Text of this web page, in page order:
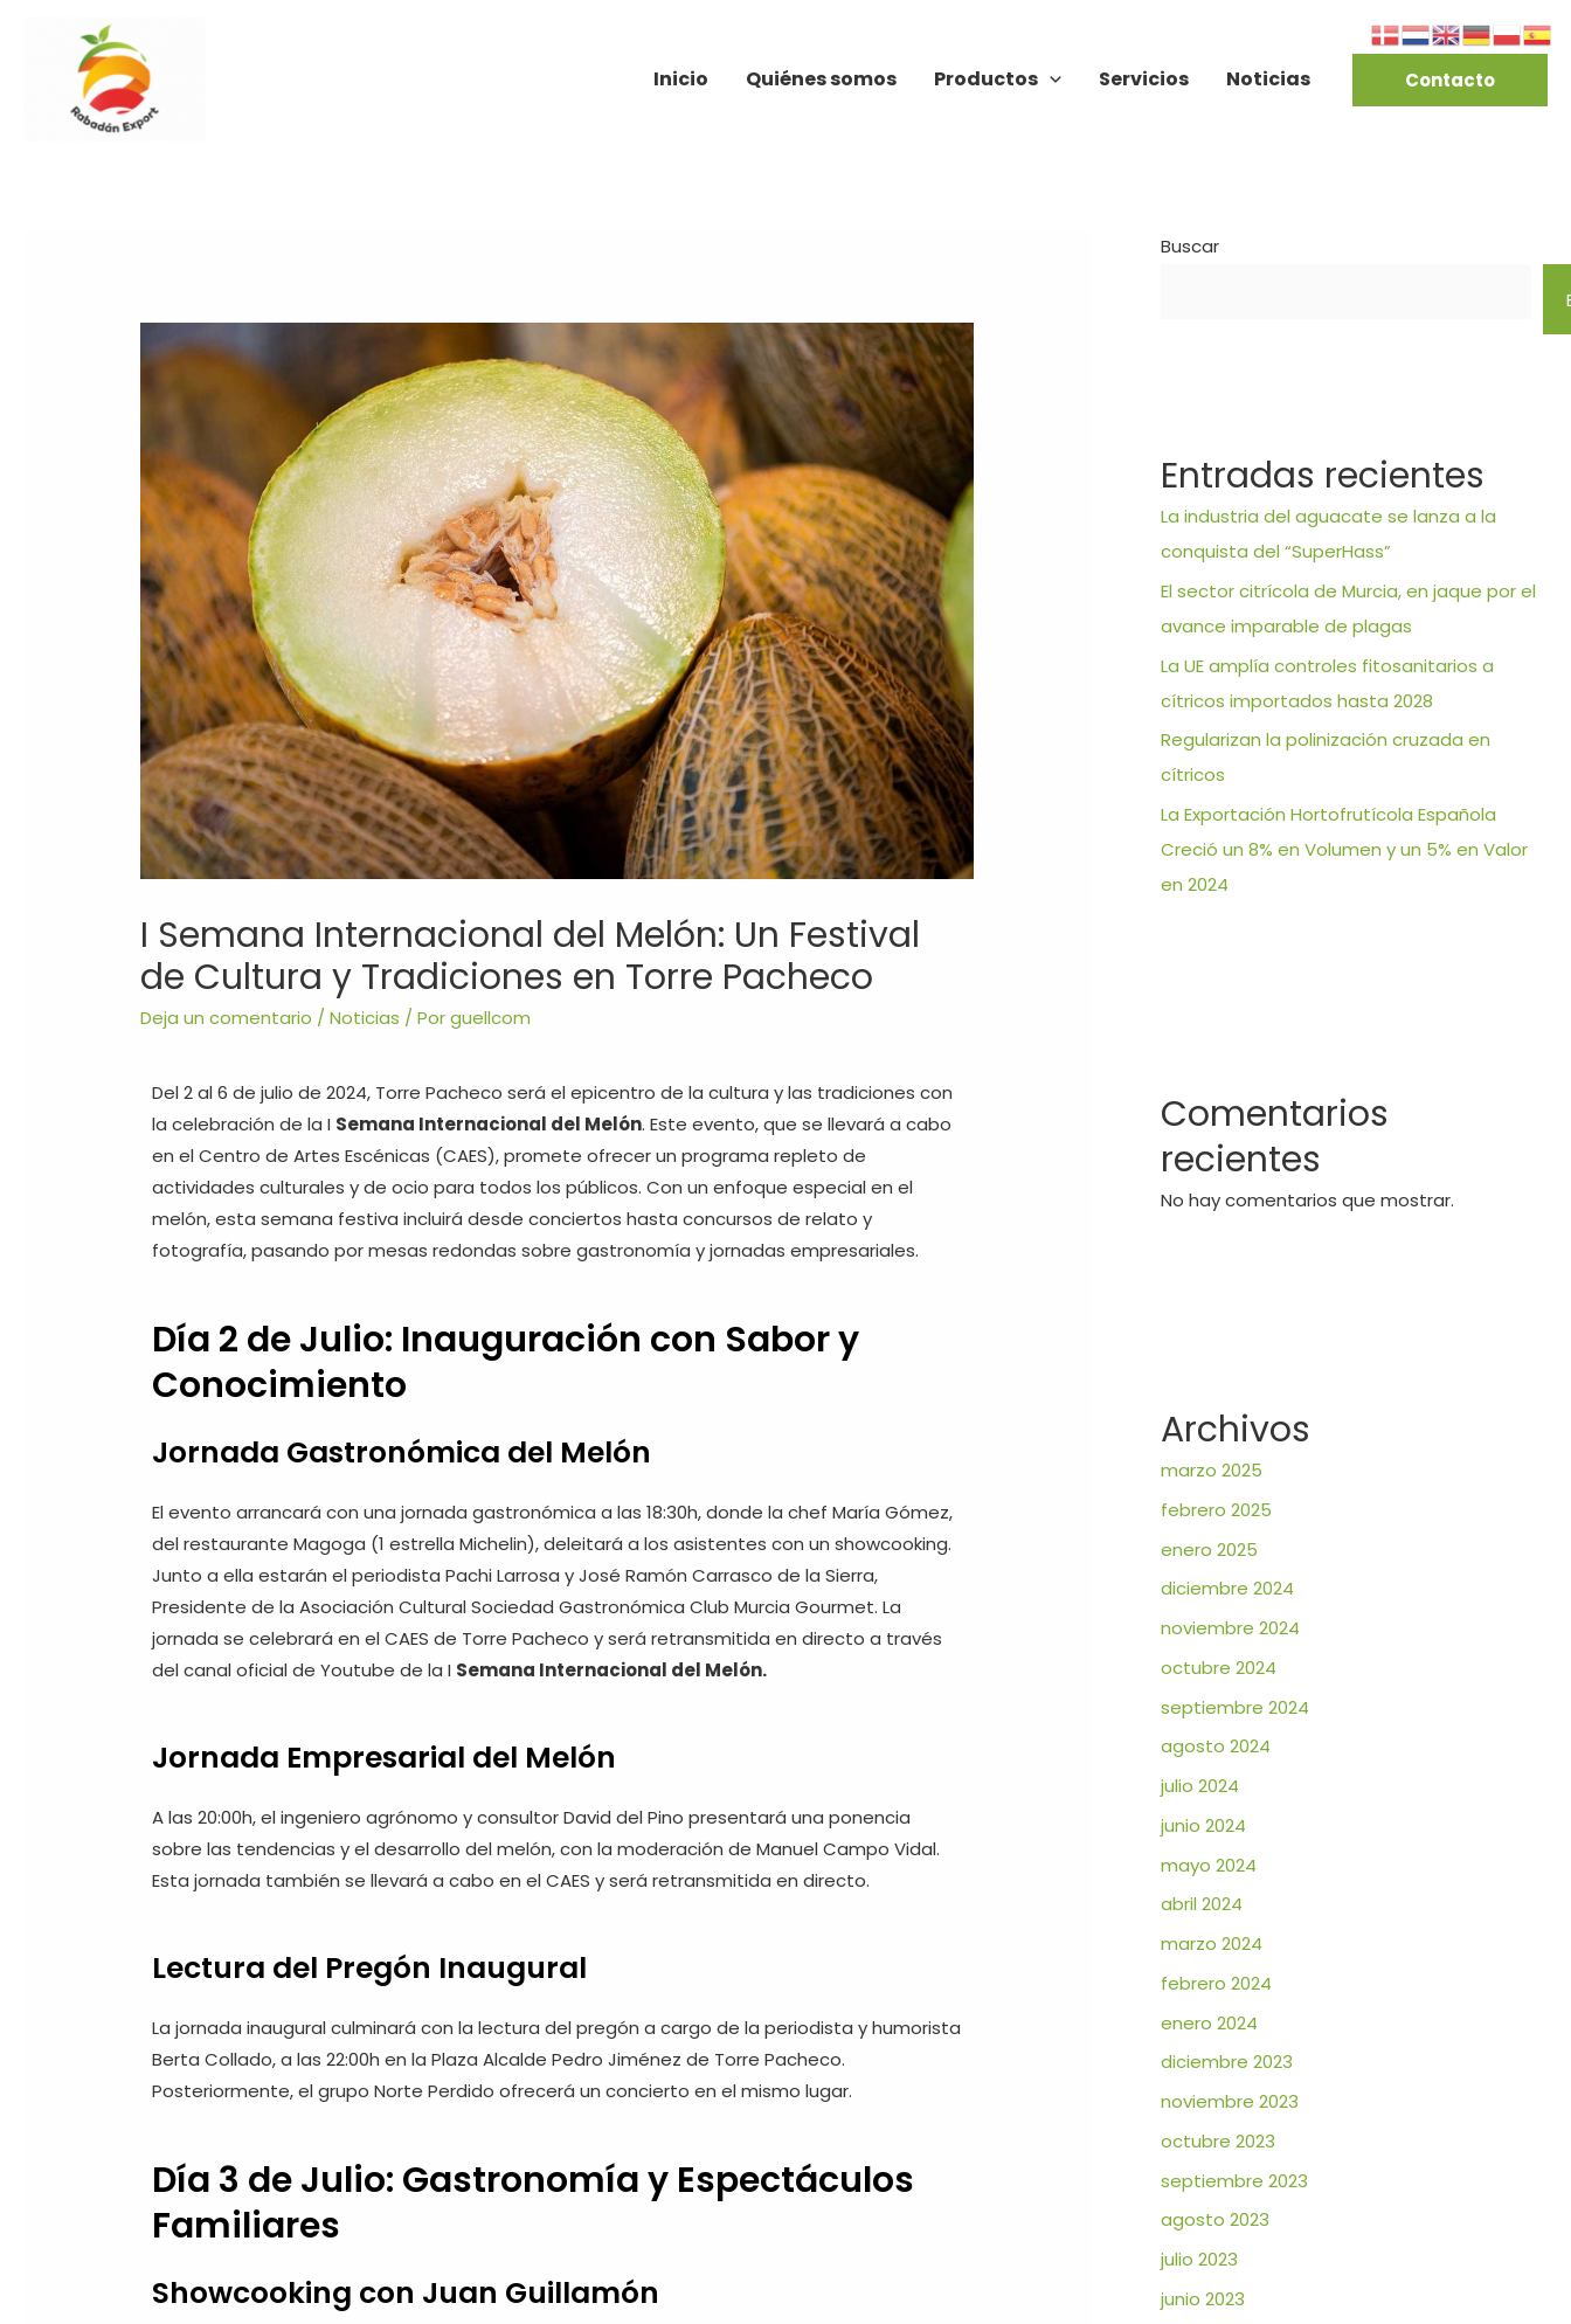
Inicio Quiénes somos Productos Servicios Noticias Contacto
I Semana Internacional del Melón: Un Festival
de Cultura y Tradiciones en Torre Pacheco
Deja un comentario /Noticias / Porguellcom
Del 2 al 6 de julio de 2024, Torre Pacheco será el epicentro de la cultura y las tradiciones con
la celebración de la I Semana Internacional del Melón. Este evento, que se llevará a cabo
en el Centro de Artes Escénicas (CAES), promete ofrecer un programa repleto de
actividades culturales y de ocio para todos los públicos. Con un enfoque especial en el
melón, esta semana festiva incluirá desde conciertos hasta concursos de relato y
fotografía, pasando por mesas redondas sobre gastronomía y jornadas empresariales.
Día 2 de Julio: Inauguración con Sabor y
Conocimiento
Jornada Gastronómica del Melón
El evento arrancará con una jornada gastronómica a las 18:30h, donde la chef María Gómez,
del restaurante Magoga (1 estrella Michelin), deleitará a los asistentes con un showcooking.
Junto a ella estarán el periodista Pachi Larrosa y José Ramón Carrasco de la Sierra,
Presidente de la Asociación Cultural Sociedad Gastronómica Club Murcia Gourmet. La
jornada se celebrará en el CAES de Torre Pacheco y será retransmitida en directo a través
del canal oficial de Youtube de la I Semana Internacional del Melón.
Jornada Empresarial del Melón
A las 20:00h, el ingeniero agrónomo y consultor David del Pino presentará una ponencia
sobre las tendencias y el desarrollo del melón, con la moderación de Manuel Campo Vidal.
Esta jornada también se llevará a cabo en el CAES y será retransmitida en directo.
Lectura del Pregón Inaugural
La jornada inaugural culminará con la lectura del pregón a cargo de la periodista y humorista
Berta Collado, a las 22:00h en la Plaza Alcalde Pedro Jiménez de Torre Pacheco.
Posteriormente, el grupo Norte Perdido ofrecerá un concierto en el mismo lugar.
Día 3 de Julio: Gastronomía y Espectáculos
Familiares
Showcooking con Juan Guillamón
Buscar
Entradas recientes
La industria del aguacate se lanza a la
conquista del “SuperHass”
El sector citrícola de Murcia, en jaque por el
avance imparable de plagas
La UE amplía controles fitosanitarios a
cítricos importados hasta 2028
Regularizan la polinización cruzada en
cítricos
La Exportación Hortofrutícola Española
Creció un 8% en Volumen y un 5% en Valor
en 2024
Comentarios
recientes
No hay comentarios que mostrar.
Archivos
marzo 2025
febrero 2025
enero 2025
diciembre 2024
noviembre 2024
octubre 2024
septiembre 2024
agosto 2024
julio 2024
junio 2024
mayo 2024
abril 2024
marzo 2024
febrero 2024
enero 2024
diciembre 2023
noviembre 2023
octubre 2023
septiembre 2023
agosto 2023
julio 2023
junio 2023